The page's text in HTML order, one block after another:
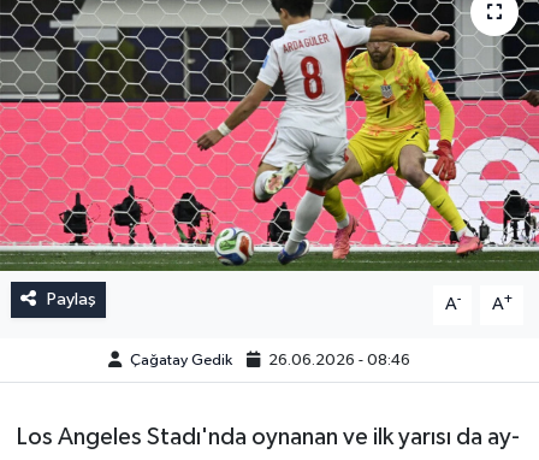
Paylaş A- A+
Çağatay Gedik 26.06.2026 - 08:46
Los Angeles Stadı'nda oynanan ve ilk yarısı da ay-